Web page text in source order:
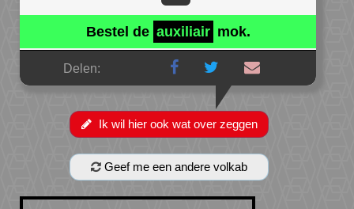
Bestel de auxiliair mok.
Delen:
Ik wil hier ook wat over zeggen
Geef me een andere volkab